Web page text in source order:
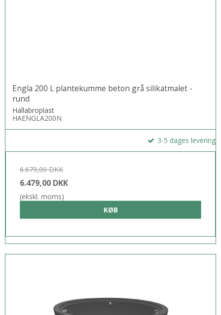
Engla 200 L plantekumme beton grå silikatmalet -
rund
Hallabroplast
HAENGLA200N
3-5 dages levering
6.679,00 DKK
6.479,00 DKK
(ekskl. moms)
KØB